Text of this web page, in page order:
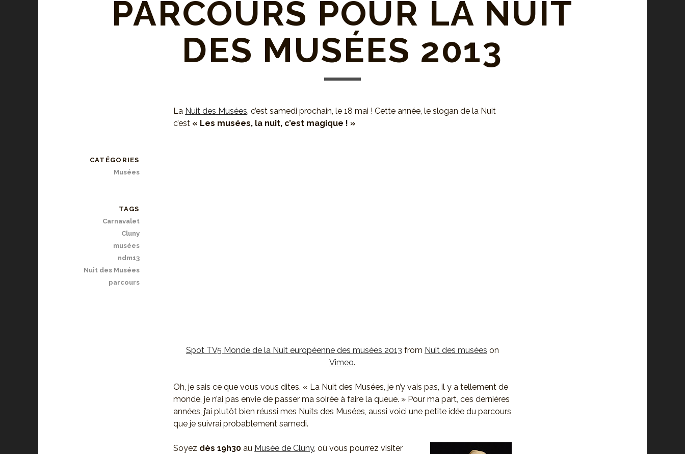
PARCOURS POUR LA NUIT
DES MUSÉES 2013
La Nuit des Musées, c’est samedi prochain, le 18 mai ! Cette année, le slogan de la Nuit
c’est « Les musées, la nuit, c’est magique ! »
Spot TV5 Monde de la Nuit européenne des musées 2013 from Nuit des musées on
Vimeo.
Oh, je sais ce que vous vous dites. « La Nuit des Musées, je n’y vais pas, il y a tellement de
monde, je n’ai pas envie de passer ma soirée à faire la queue. » Pour ma part, ces dernières
années, j’ai plutôt bien réussi mes Nuits des Musées, aussi voici une petite idée du parcours
que je suivrai probablement samedi.
Soyez dès 19h30 au Musée de Cluny, où vous pourrez visiter
CATÉGORIES
Musées
TAGS
Carnavalet
Cluny
musées
ndm13
Nuit des Musées
parcours